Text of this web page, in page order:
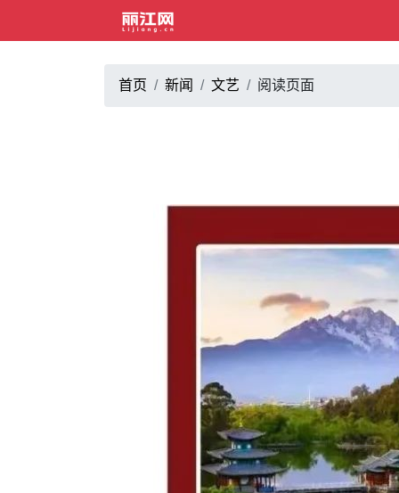
首页 新闻 文艺 阅读页面